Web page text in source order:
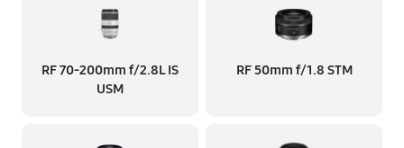
RF 70‑200mm f/2.8L IS
USM
RF 50mm f/1.8 STM